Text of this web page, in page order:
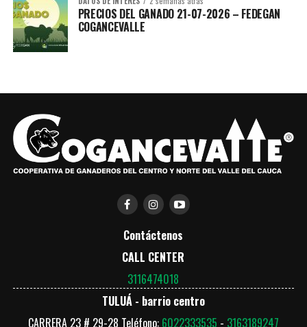
Brochure-Tanques-Agro_compressed-1 Descarga
PRECIOS DEL GANADO 21-07-2026 – FEDEGAN
COGANCEVALLE
Contáctenos
CALL CENTER
3116474018
TULUÁ - barrio centro
CARRERA 23 # 29-28 Teléfono: 6022333535 - 3163189247